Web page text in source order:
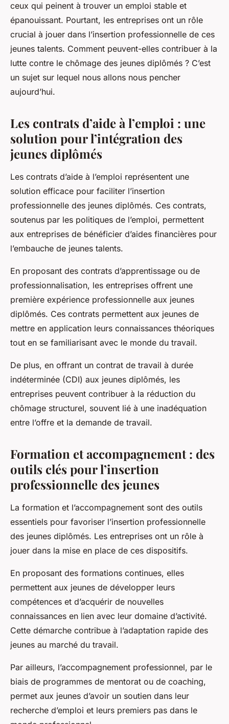
ceux qui peinent à trouver un emploi stable et
épanouissant. Pourtant, les entreprises ont un rôle
crucial à jouer dans l’insertion professionnelle de ces
jeunes talents. Comment peuvent-elles contribuer à la
lutte contre le chômage des jeunes diplômés ? C’est
un sujet sur lequel nous allons nous pencher
aujourd’hui.
Les contrats d’aide à l’emploi : une
solution pour l’intégration des
jeunes diplômés
Les contrats d’aide à l’emploi représentent une
solution efficace pour faciliter l’insertion
professionnelle des jeunes diplômés. Ces contrats,
soutenus par les politiques de l’emploi, permettent
aux entreprises de bénéficier d’aides financières pour
l’embauche de jeunes talents.
En proposant des contrats d’apprentissage ou de
professionnalisation, les entreprises offrent une
première expérience professionnelle aux jeunes
diplômés. Ces contrats permettent aux jeunes de
mettre en application leurs connaissances théoriques
tout en se familiarisant avec le monde du travail.
De plus, en offrant un contrat de travail à durée
indéterminée (CDI) aux jeunes diplômés, les
entreprises peuvent contribuer à la réduction du
chômage structurel, souvent lié à une inadéquation
entre l’offre et la demande de travail.
Formation et accompagnement : des
outils clés pour l’insertion
professionnelle des jeunes
La formation et l’accompagnement sont des outils
essentiels pour favoriser l’insertion professionnelle
des jeunes diplômés. Les entreprises ont un rôle à
jouer dans la mise en place de ces dispositifs.
En proposant des formations continues, elles
permettent aux jeunes de développer leurs
compétences et d’acquérir de nouvelles
connaissances en lien avec leur domaine d’activité.
Cette démarche contribue à l’adaptation rapide des
jeunes au marché du travail.
Par ailleurs, l’accompagnement professionnel, par le
biais de programmes de mentorat ou de coaching,
permet aux jeunes d’avoir un soutien dans leur
recherche d’emploi et leurs premiers pas dans le